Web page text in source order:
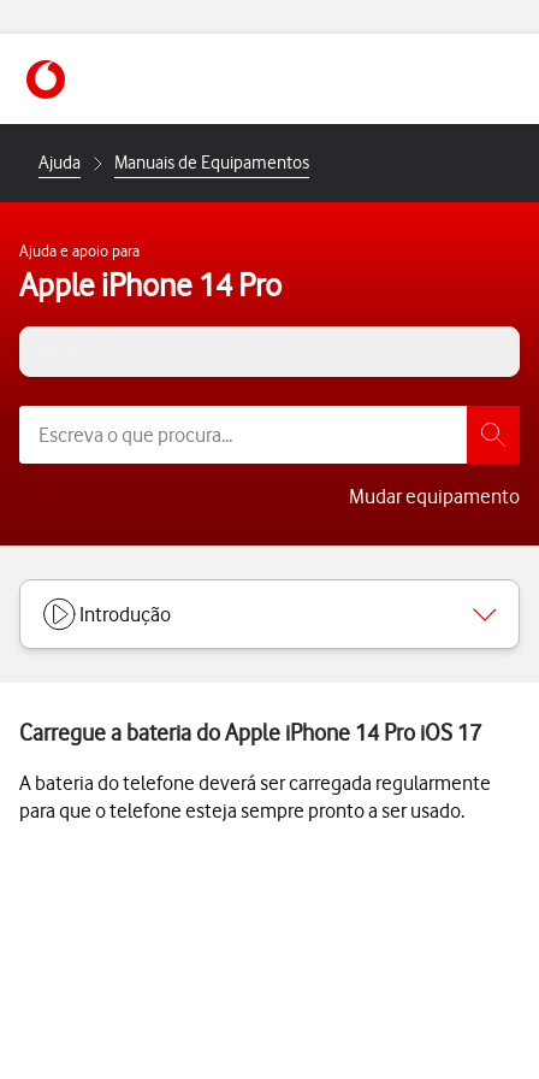
https://www.vodafone.pt
Ajuda Manuais de Equipamentos
Ajuda e apoio para
Apple iPhone 14 Pro
Mudar equipamento
Introdução
Carregue a bateria do Apple iPhone 14 Pro iOS 17
A bateria do telefone deverá ser carregada regularmente
para que o telefone esteja sempre pronto a ser usado.